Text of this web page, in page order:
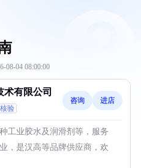
08-04 08:00:00
术有限公司
验
咨询 进店
工业胶水及润滑剂等，服务
，是汉高等品牌供应商，欢